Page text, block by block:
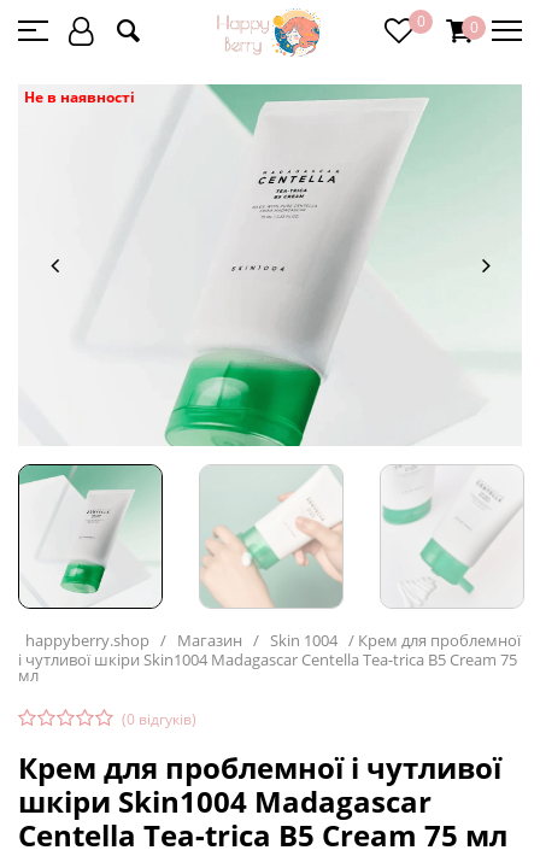
0 0
Не в наявності
happyberry.shop / Магазин / Skin 1004 / Крем для проблемної
і чутливої шкіри Skin1004 Madagascar Centella Tea-trica B5 Cream 75
мл
(0 відгуків)
Крем для проблемної і чутливої
шкіри Skin1004 Madagascar
Centella Tea-trica B5 Cream 75 мл